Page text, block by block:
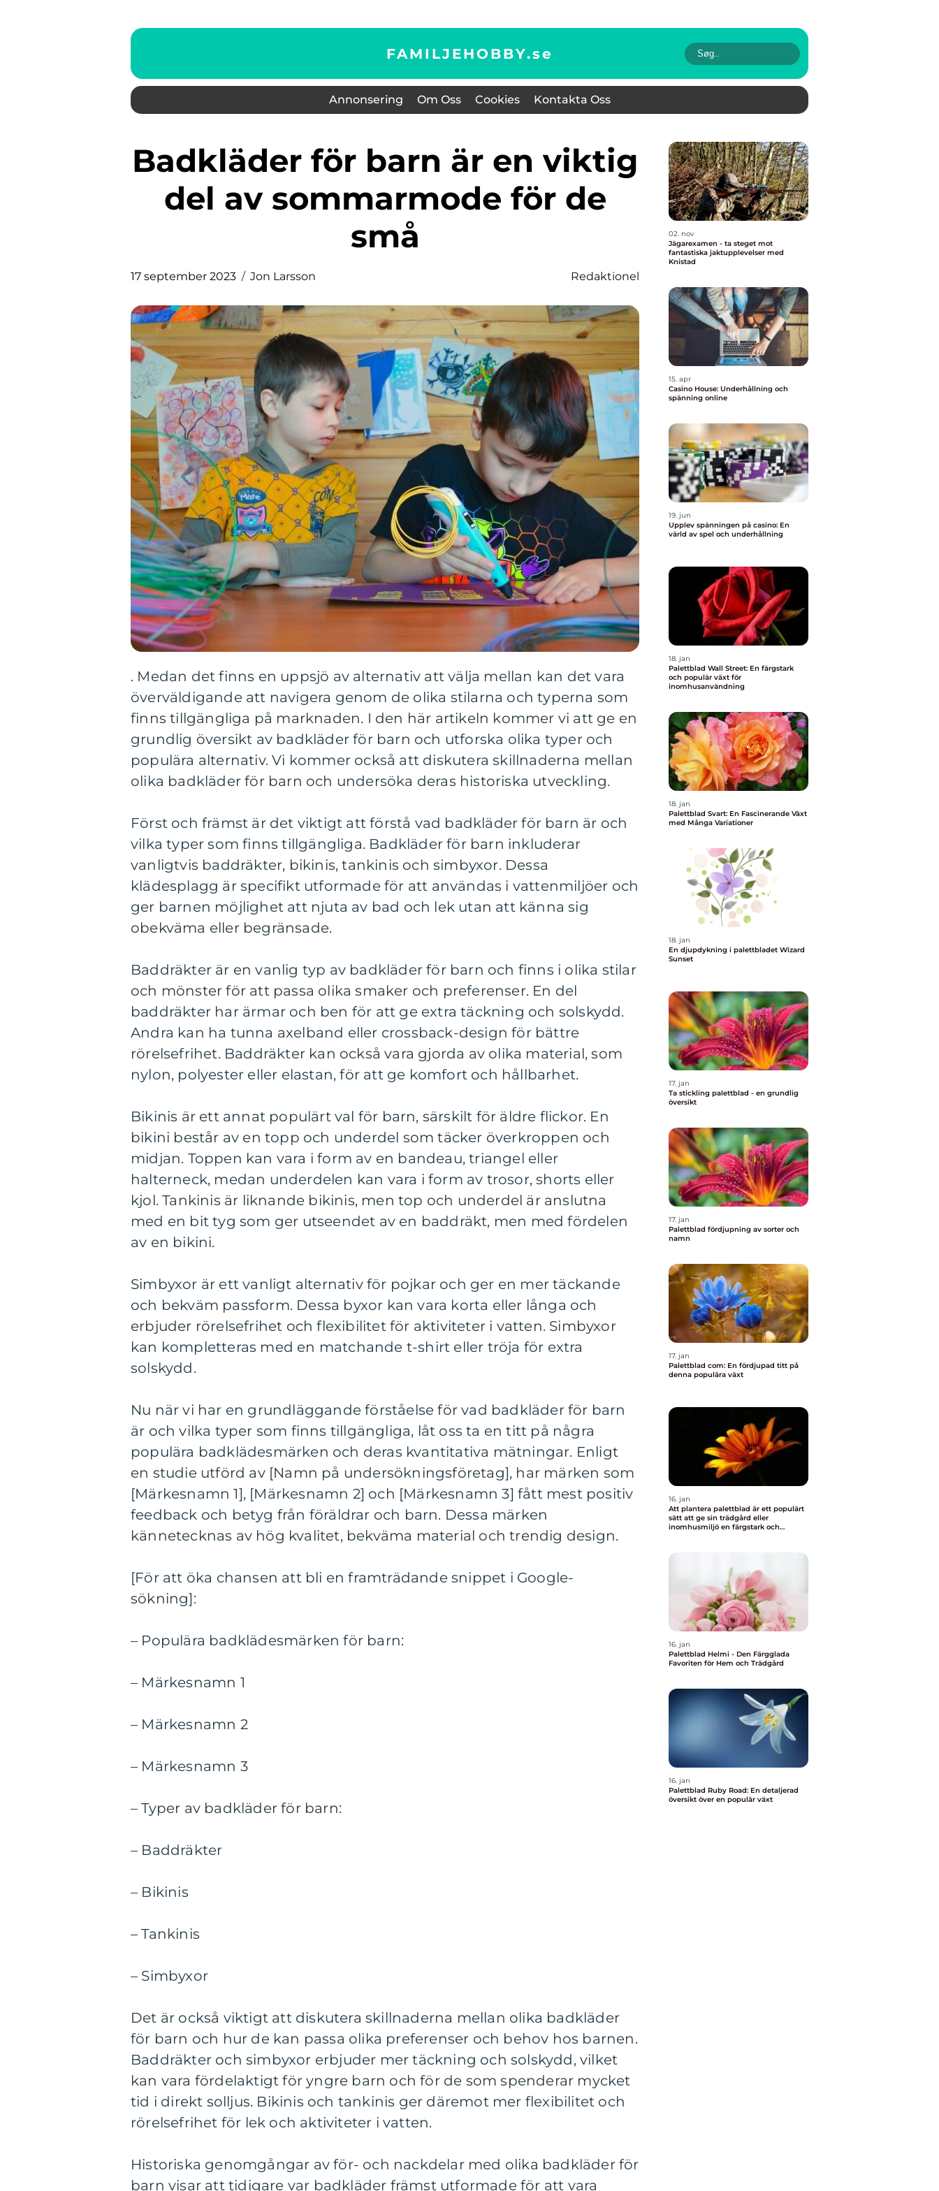
FAMILJEHOBBY.se
Annonsering Om Oss Cookies Kontakta Oss
Badkläder för barn är en viktig
del av sommarmode för de
små
17 september 2023 Jon Larsson Redaktionel
. Medan det finns en uppsjö av alternativ att välja mellan kan det vara
överväldigande att navigera genom de olika stilarna och typerna som
finns tillgängliga på marknaden. I den här artikeln kommer vi att ge en
grundlig översikt av badkläder för barn och utforska olika typer och
populära alternativ. Vi kommer också att diskutera skillnaderna mellan
olika badkläder för barn och undersöka deras historiska utveckling.
Först och främst är det viktigt att förstå vad badkläder för barn är och
vilka typer som finns tillgängliga. Badkläder för barn inkluderar
vanligtvis baddräkter, bikinis, tankinis och simbyxor. Dessa
klädesplagg är specifikt utformade för att användas i vattenmiljöer och
ger barnen möjlighet att njuta av bad och lek utan att känna sig
obekväma eller begränsade.
Baddräkter är en vanlig typ av badkläder för barn och finns i olika stilar
och mönster för att passa olika smaker och preferenser. En del
baddräkter har ärmar och ben för att ge extra täckning och solskydd.
Andra kan ha tunna axelband eller crossback-design för bättre
rörelsefrihet. Baddräkter kan också vara gjorda av olika material, som
nylon, polyester eller elastan, för att ge komfort och hållbarhet.
Bikinis är ett annat populärt val för barn, särskilt för äldre flickor. En
bikini består av en topp och underdel som täcker överkroppen och
midjan. Toppen kan vara i form av en bandeau, triangel eller
halterneck, medan underdelen kan vara i form av trosor, shorts eller
kjol. Tankinis är liknande bikinis, men top och underdel är anslutna
med en bit tyg som ger utseendet av en baddräkt, men med fördelen
av en bikini.
Simbyxor är ett vanligt alternativ för pojkar och ger en mer täckande
och bekväm passform. Dessa byxor kan vara korta eller långa och
erbjuder rörelsefrihet och flexibilitet för aktiviteter i vatten. Simbyxor
kan kompletteras med en matchande t-shirt eller tröja för extra
solskydd.
Nu när vi har en grundläggande förståelse för vad badkläder för barn
är och vilka typer som finns tillgängliga, låt oss ta en titt på några
populära badklädesmärken och deras kvantitativa mätningar. Enligt
en studie utförd av [Namn på undersökningsföretag], har märken som
[Märkesnamn 1], [Märkesnamn 2] och [Märkesnamn 3] fått mest positiv
feedback och betyg från föräldrar och barn. Dessa märken
kännetecknas av hög kvalitet, bekväma material och trendig design.
[För att öka chansen att bli en framträdande snippet i Google-
sökning]:
– Populära badklädesmärken för barn:
– Märkesnamn 1
– Märkesnamn 2
– Märkesnamn 3
– Typer av badkläder för barn:
– Baddräkter
– Bikinis
– Tankinis
– Simbyxor
Det är också viktigt att diskutera skillnaderna mellan olika badkläder
för barn och hur de kan passa olika preferenser och behov hos barnen.
Baddräkter och simbyxor erbjuder mer täckning och solskydd, vilket
kan vara fördelaktigt för yngre barn och för de som spenderar mycket
tid i direkt solljus. Bikinis och tankinis ger däremot mer flexibilitet och
rörelsefrihet för lek och aktiviteter i vatten.
Historiska genomgångar av för- och nackdelar med olika badkläder för
barn visar att tidigare var badkläder främst utformade för att vara
02. nov
Jägarexamen - ta steget mot
fantastiska jaktupplevelser med
Knistad
15. apr
Casino House: Underhållning och
spänning online
19. jun
Upplev spänningen på casino: En
värld av spel och underhållning
18. jan
Palettblad Wall Street: En färgstark
och populär växt för
inomhusanvändning
18. jan
Palettblad Svart: En Fascinerande Växt
med Många Variationer
18. jan
En djupdykning i palettbladet Wizard
Sunset
17. jan
Ta stickling palettblad - en grundlig
översikt
17. jan
Palettblad fördjupning av sorter och
namn
17. jan
Palettblad com: En fördjupad titt på
denna populära växt
16. jan
Att plantera palettblad är ett populärt
sätt att ge sin trädgård eller
inomhusmiljö en färgstark och
16. jan
Palettblad Helmi - Den Färgglada
Favoriten för Hem och Trädgård
16. jan
Palettblad Ruby Road: En detaljerad
översikt över en populär växt